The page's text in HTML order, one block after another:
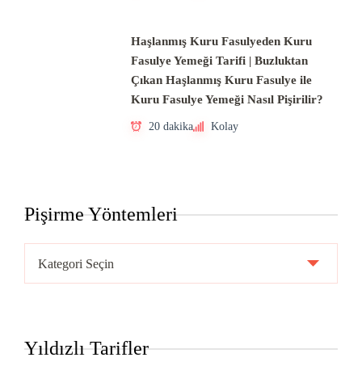
Haşlanmış Kuru Fasulyeden Kuru
Fasulye Yemeği Tarifi | Buzluktan
Çıkan Haşlanmış Kuru Fasulye ile
Kuru Fasulye Yemeği Nasıl Pişirilir?
20 dakika Kolay
Pişirme Yöntemleri
Yöntemleri
Yıldızlı Tarifler